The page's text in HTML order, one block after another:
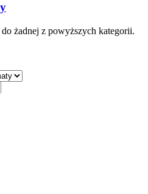
żadnej z powyższych kategorii.